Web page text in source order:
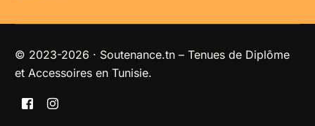
© 2023-2026 · Soutenance.tn – Tenues de Diplôme
et Accessoires en Tunisie.